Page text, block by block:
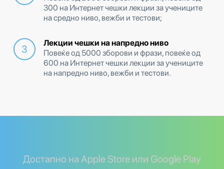
300 на Интернет чешки лекции за учениците
на средно ниво, вежби и тестови;
Лекции чешки на напредно ниво
Повеќе од 5000 зборови и фрази, повеќе од
600 на Интернет чешки лекции за учениците
на напредно ниво, вежби и тестови.
Достапно на Apple Store или Google Play